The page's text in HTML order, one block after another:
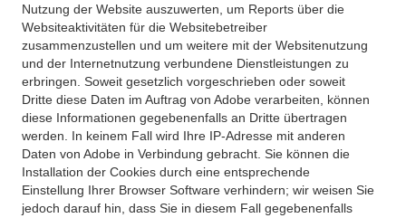
Nutzung der Website auszuwerten, um Reports über die
Websiteaktivitäten für die Websitebetreiber
zusammenzustellen und um weitere mit der Websitenutzung
und der Internetnutzung verbundene Dienstleistungen zu
erbringen. Soweit gesetzlich vorgeschrieben oder soweit
Dritte diese Daten im Auftrag von Adobe verarbeiten, können
diese Informationen gegebenenfalls an Dritte übertragen
werden. In keinem Fall wird Ihre IP-Adresse mit anderen
Daten von Adobe in Verbindung gebracht. Sie können die
Installation der Cookies durch eine entsprechende
Einstellung Ihrer Browser Software verhindern; wir weisen Sie
jedoch darauf hin, dass Sie in diesem Fall gegebenenfalls